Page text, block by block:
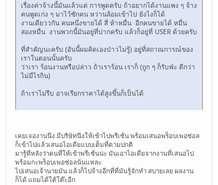
เรื่องค่าจ้างนี้มันแล้วแต่ การพูดครับ ถ้าอยากได้งานแพง ๆ จ้าง
คนพูดเก่ง ๆ มาไว้ซักคน หว่านล้อมเข้าไป ยังไงก็ได้
งานเดียววกัน คนหนึ่งขายได้ สี่ ห้าหมื่น อีกคนขายได้ หมื่น
สองหมื่น งานพวกนี้มันอยู่ที่ปากครับ แล้วก็อยู่ที่ USER ด้วยครับ
ที่สำคัญนะครับ (อันนี้ผมคิดเองป่าวไม่รู้) อยู่ที่สถาณการณ์ของ
เราในตอนนั้นครับ
ว่าเรา ร้อนงานหรือปล่าว ถ้าเราร้อน เราก็ (ถูก ๆ ก็รับฟ่ะ ดีกว่า
ไม่มีไรกิน)
ถ้าเราไม่รีบ อาจเรียกราคาได้สูงขึ้นก็เป็นได้
เคยเจองานนึง มีบริษัทนึงให้เข้าไปพรีเซ้น พร้อมเสนอพร็อบเพอซ่อล
ก็เข้าไปแล้วเสนอไอเดียแบบเต็มที่ตามปกติ
มารู้ทีหลังว่าคนที่ให้เข้าพรีเซ้นน่ะ มันเอาไอเดียจากงานที่เสนอไป
พร้อมกะพร็อบเพอซ่อลนั่นแหละ
ไปเสนอเจ้านายมัน แล้วก็ไปจ้างอีกที่ที่มันรู้จักทำ สบายเลย ผลงาน
ก็ได้ แถมได้ใต้โต๊ะอีก